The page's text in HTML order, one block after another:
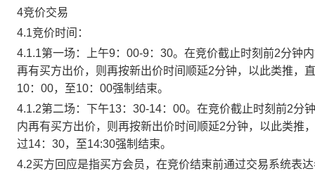
4竞价交易
4.1竞价时间：
4.1.1第一场：上午9：00-9：30。在竞价截止时刻前2分钟
再有买方出价，则再按新出价时间顺延2分钟，以此类推，
10：00，至10：00强制结束。
4.1.2第二场：下午13：30-14：00。在竞价截止时刻前2分
内再有买方出价，则再按新出价时间顺延2分钟，以此类推
过14：30，至14:30强制结束。
4.2买方回应是指买方会员，在竞价结束前通过交易系统表